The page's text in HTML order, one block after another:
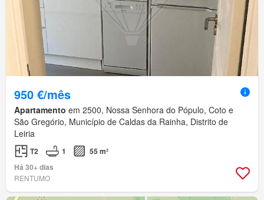
950 €/mês
Apartamento em 2500, Nossa Senhora do Pópulo, Coto e
São Gregório, Município de Caldas da Rainha, Distrito de
Leiria
T2 1
55 m²
Há 30+ dias
RENTUMO